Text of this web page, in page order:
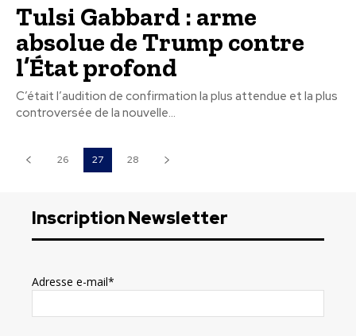
Tulsi Gabbard : arme
absolue de Trump contre
l’État profond
C’était l’audition de confirmation la plus attendue et la plus
controversée de la nouvelle...
26 27 28
Inscription Newsletter
Adresse e-mail*